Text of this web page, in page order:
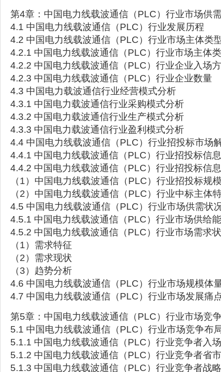
第4章：中国电力线载波通信（PLC）行业市场供
4.1 中国电力线载波通信（PLC）行业发展历程
4.2 中国电力线载波通信（PLC）行业市场主体类
4.2.1 中国电力线载波通信（PLC）行业市场主体
4.2.2 中国电力线载波通信（PLC）行业企业入场
4.2.3 中国电力线载波通信（PLC）行业企业数量
4.3 中国电力载波通信行业经营模式分析
4.3.1 中国电力载波通信行业采购模式分析
4.3.2 中国电力载波通信行业生产模式分析
4.3.3 中国电力载波通信行业盈利模式分析
4.4 中国电力线载波通信（PLC）行业招投标市场
4.4.1 中国电力线载波通信（PLC）行业招投标信
4.4.2 中国电力线载波通信（PLC）行业招投标信
（1）中国电力线载波通信（PLC）行业招投标规
（2）中国电力线载波通信（PLC）行业中标主体
4.5 中国电力线载波通信（PLC）行业市场供需状
4.5.1 中国电力线载波通信（PLC）行业市场供给
4.5.2 中国电力线载波通信（PLC）行业市场需求
（1）需求特征
（2）需求现状
（3）趋势分析
4.6 中国电力线载波通信（PLC）行业市场规模体
4.7 中国电力线载波通信（PLC）行业市场发展痛
第5章：中国电力线载波通信（PLC）行业市场竞
5.1 中国电力线载波通信（PLC）行业市场竞争布
5.1.1 中国电力线载波通信（PLC）行业竞争者入
5.1.2 中国电力线载波通信（PLC）行业竞争者省
5.1.3 中国电力线载波通信（PLC）行业竞争者战